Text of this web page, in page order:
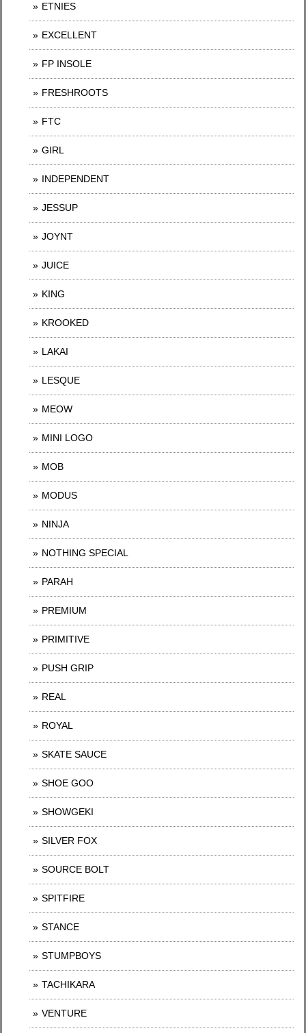
ETNIES
EXCELLENT
FP INSOLE
FRESHROOTS
FTC
GIRL
INDEPENDENT
JESSUP
JOYNT
JUICE
KING
KROOKED
LAKAI
LESQUE
MEOW
MINI LOGO
MOB
MODUS
NINJA
NOTHING SPECIAL
PARAH
PREMIUM
PRIMITIVE
PUSH GRIP
REAL
ROYAL
SKATE SAUCE
SHOE GOO
SHOWGEKI
SILVER FOX
SOURCE BOLT
SPITFIRE
STANCE
STUMPBOYS
TACHIKARA
VENTURE